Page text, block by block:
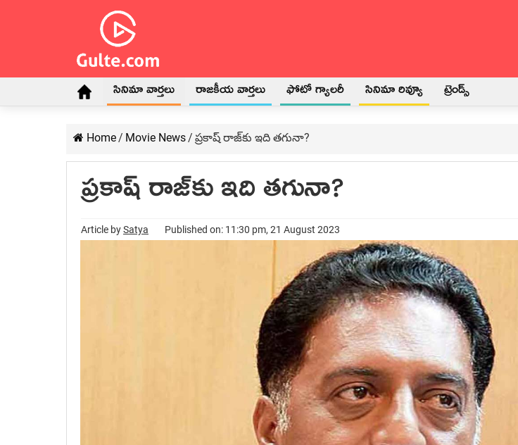
సినిమా వార్తలు రాజకీయ వార్తలు ఫోటో గ్యాలరీ సినిమా రివ్యూ ట్రెండ్స్
Home/ Movie News/ ప్రకాష్ రాజ్‌కు ఇది తగునా?
ప్రకాష్ రాజ్‌కు ఇది తగునా?
Article bySatya Published on: 11:30 pm, 21 August 2023